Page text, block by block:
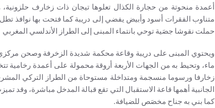
أعمدة منحوتة من حجارة الكذال تعلوها تيجان ذات زخارف
متناوب الفقرات أسود وأبيض يفضي إلى دريبة كما فتحت بها نوافذ
حملت نقوشا جصَية توحي بانتماء المبنى إلى الطراز الأندلسي المغربي
ويحتوي المبنى على دريبة وقاعة محكمة شديدة الزخرفة وصحن
ماء، وتحيط به من الجهات الأربعة أروقة محمولة على أعمدة
زخارفا ورسوما منسجمة ومتداخلة مستوحاة من الطراز التركي
الجانبية أهمها قاعة الاستقبال التي تقع قبالة المدخل مباشرة، وقد
كما بني به جناح مخصَص للضيافة.